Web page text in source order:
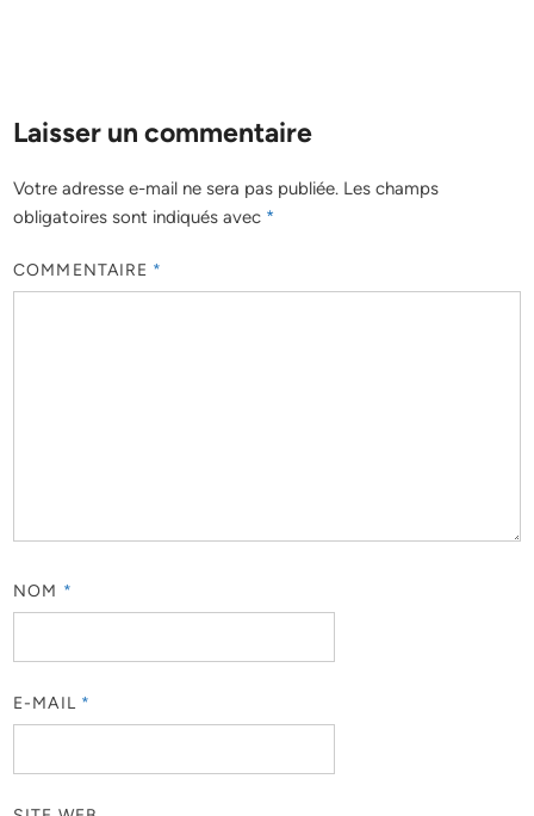
Laisser un commentaire
Votre adresse e-mail ne sera pas publiée. Les champs
obligatoires sont indiqués avec *
COMMENTAIRE *
NOM *
E-MAIL *